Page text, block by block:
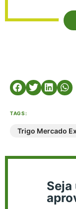
TAGS:
Trigo Mercado
Seja